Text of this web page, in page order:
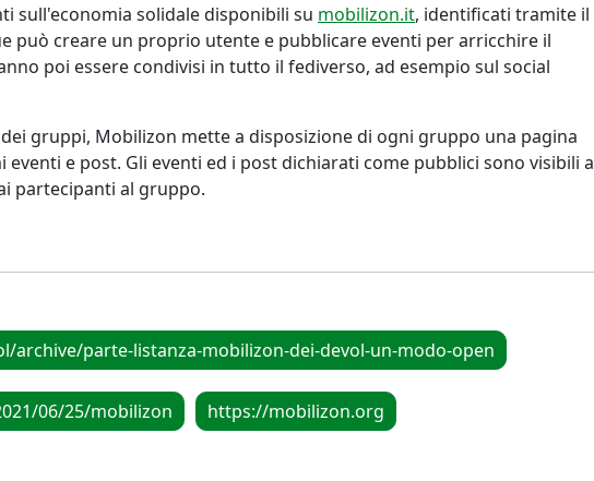
sull'economia solidale disponibili su mobilizon.it, identificati tramite il
può creare un proprio utente e pubblicare eventi per arricchire il
poi essere condivisi in tutto il fediverso, ad esempio sul social
gruppi, Mobilizon mette a disposizione di ogni gruppo una pagina
e post. Gli eventi ed i post dichiarati come pubblici sono visibili a
partecipanti al gruppo.
parte-listanza-mobilizon-dei-devol-un-modo-open
06/25/mobilizon https://mobilizon.org